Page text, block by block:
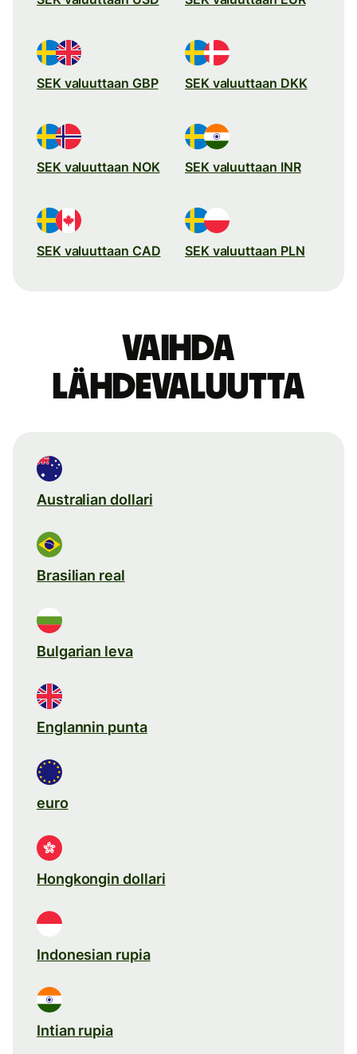
SEK valuuttaan GBP SEK valuuttaan DKK
SEK valuuttaan NOK SEK valuuttaan INR
SEK valuuttaan CAD SEK valuuttaan PLN
Vaihda
lähdevaluutta
Australian dollari
Brasilian real
Bulgarian leva
Englannin punta
euro
Hongkongin dollari
Indonesian rupia
Intian rupia